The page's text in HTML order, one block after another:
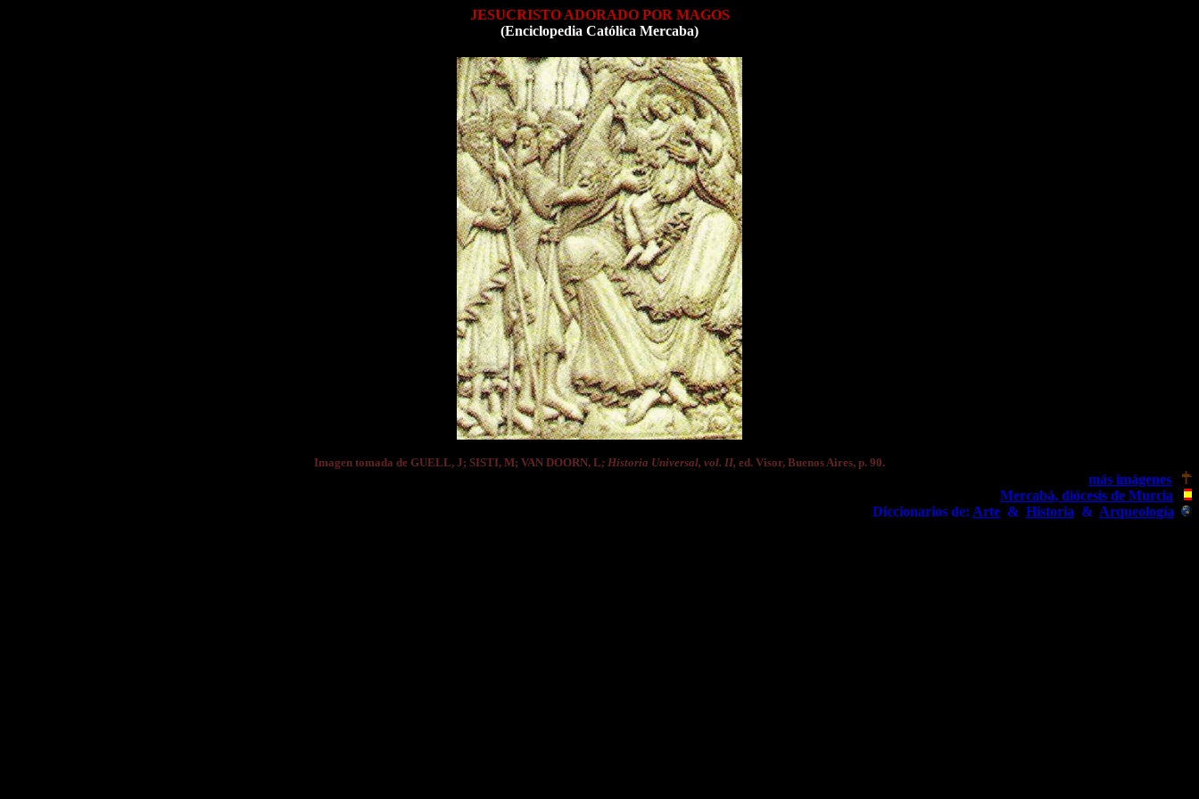
JESUCRISTO ADORADO POR MAGOS
(Enciclopedia Católica Mercaba)
Imagen tomada de GUELL, J; SISTI, M; VAN DOORN, L; Historia Universal, vol. II, ed. Visor, Buenos Aires, p. 90.
más imágenes
Mercabá, diócesis de Murcia
Diccionarios de: Arte & Historia & Arqueología